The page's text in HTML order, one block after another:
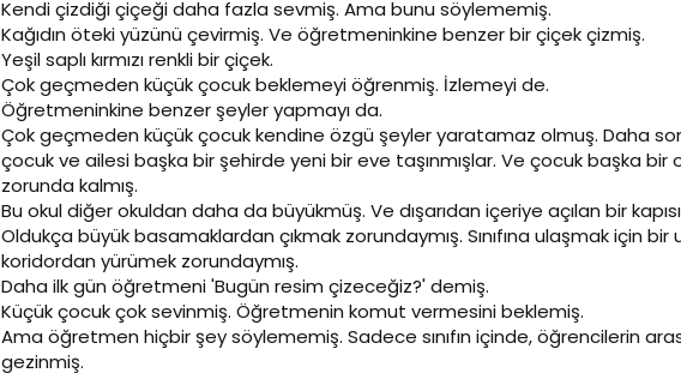
Kendi çizdiği çiçeği daha fazla sevmiş. Ama bunu söylememiş.
Kağıdın öteki yüzünü çevirmiş. Ve öğretmeninkine benzer bir çiçek çizmiş.
Yeşil saplı kırmızı renkli bir çiçek.
Çok geçmeden küçük çocuk beklemeyi öğrenmiş. İzlemeyi de.
Öğretmeninkine benzer şeyler yapmayı da.
Çok geçmeden küçük çocuk kendine özgü şeyler yaratamaz olmuş. Daha
çocuk ve ailesi başka bir şehirde yeni bir eve taşınmışlar. Ve çocuk başka bir
zorunda kalmış.
Bu okul diğer okuldan daha da büyükmüş. Ve dışarıdan içeriye açılan bir
Oldukça büyük basamaklardan çıkmak zorundaymış. Sınıfına ulaşmak için bir
koridordan yürümek zorundaymış.
Daha ilk gün öğretmeni 'Bugün resim çizeceğiz?' demiş.
Küçük çocuk çok sevinmiş. Öğretmenin komut vermesini beklemiş.
Ama öğretmen hiçbir şey söylememiş. Sadece sınıfın içinde, öğrencilerin
gezinmiş.